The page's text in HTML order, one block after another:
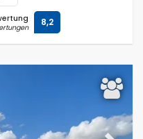
8,2